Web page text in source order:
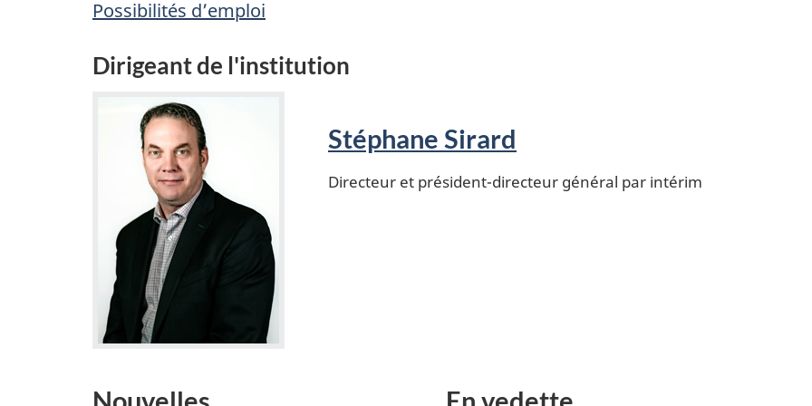
Possibilités d’emploi
Dirigeant de l'institution
Stéphane Sirard
Directeur et président-directeur général par intérim